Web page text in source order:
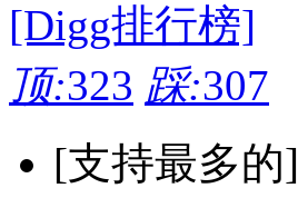
[Digg排行榜]
顶:323 踩:307
[支持最多的]